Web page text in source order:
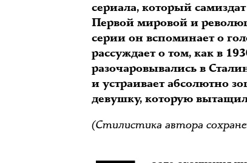
сериала, который
Первой мировой и
серии он вспоминает о
рассуждает о том, как в
разочаровывались в
и устраивает абсолютно
девушку, которую
(Стилистика автора